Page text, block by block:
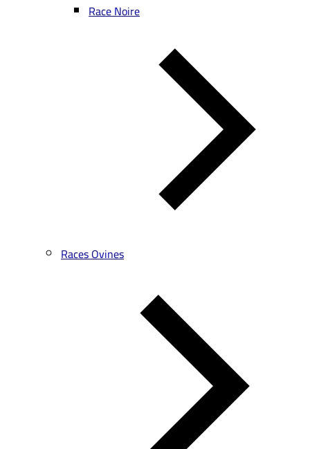
Race Noire
Races Ovines